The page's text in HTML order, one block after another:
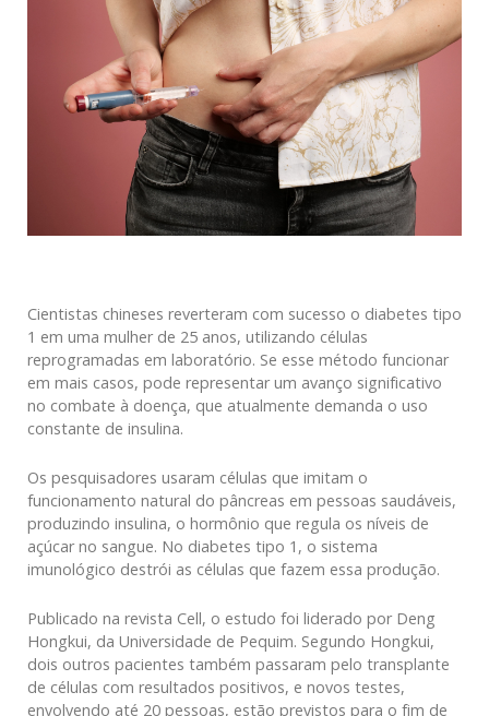
Cientistas chineses reverteram com sucesso o diabetes tipo
1 em uma mulher de 25 anos, utilizando células
reprogramadas em laboratório. Se esse método funcionar
em mais casos, pode representar um avanço significativo
no combate à doença, que atualmente demanda o uso
constante de insulina.
Os pesquisadores usaram células que imitam o
funcionamento natural do pâncreas em pessoas saudáveis,
produzindo insulina, o hormônio que regula os níveis de
açúcar no sangue. No diabetes tipo 1, o sistema
imunológico destrói as células que fazem essa produção.
Publicado na revista Cell, o estudo foi liderado por Deng
Hongkui, da Universidade de Pequim. Segundo Hongkui,
dois outros pacientes também passaram pelo transplante
de células com resultados positivos, e novos testes,
envolvendo até 20 pessoas, estão previstos para o fim de